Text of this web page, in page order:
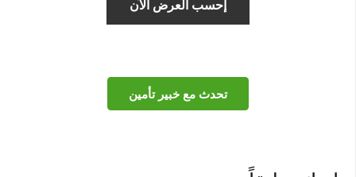
تحدث مع خبير تأمين